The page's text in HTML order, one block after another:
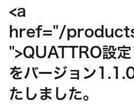
<a
href="/
">QUATTRO設
をバージョン
たしました。